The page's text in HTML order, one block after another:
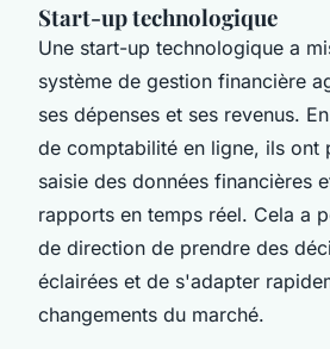
Start-up technologique
Une start-up technologique a
système de gestion financière
ses dépenses et ses revenus.
de comptabilité en ligne, ils ont
saisie des données financières
rapports en temps réel. Cela a
de direction de prendre des
éclairées et de s'adapter
changements du marché.